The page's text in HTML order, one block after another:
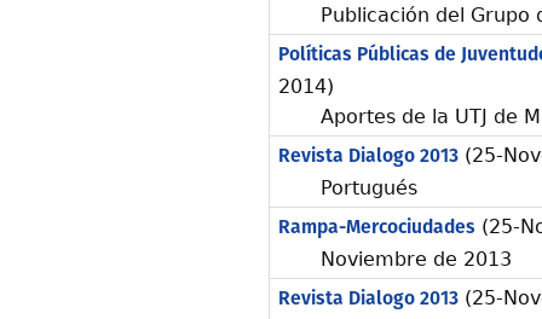
Publicación del Grupo
Políticas Públicas de
2014)
Aportes de la UTJ de
Revista Dialogo 2013(25-
Portugués
Rampa-Mercociudades (25-
Noviembre de 2013
Revista Dialogo 2013(25-